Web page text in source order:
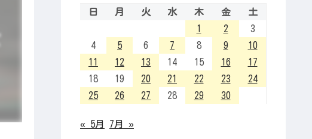
日
月 火 水 木 金
土
1
2
3
4
5 6 7 8 9
10
11
12 13 14 15 16
17
18
19 20 21 22 23
24
25
26 27 28 29 30
« 5月 7月 »